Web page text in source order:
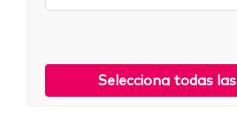
Selecciona todas